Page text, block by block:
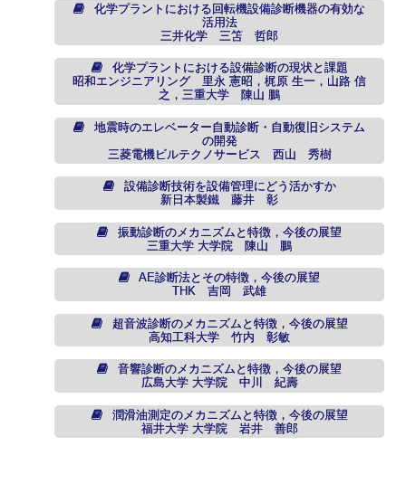
化学プラントにおける回転機設備診断機器の有効な
活用法
三井化学 三笘 哲郎
化学プラントにおける設備診断の現状と課題
昭和エンジニアリング 里永 憲昭，梶原 生一，山路 信
之，三重大学 陳山 鵬
地震時のエレベーター自動診断・自動復旧システム
の開発
三菱電機ビルテクノサービス 西山 秀樹
設備診断技術を設備管理にどう活かすか
新日本製鐵 藤井 彰
振動診断のメカニズムと特徴，今後の展望
三重大学 大学院 陳山 鵬
AE診断法とその特徴，今後の展望
THK 吉岡 武雄
超音波診断のメカニズムと特徴，今後の展望
高知工科大学 竹内 彰敏
音響診断のメカニズムと特徴，今後の展望
広島大学 大学院 中川 紀壽
潤滑油測定のメカニズムと特徴，今後の展望
福井大学 大学院 岩井 善郎